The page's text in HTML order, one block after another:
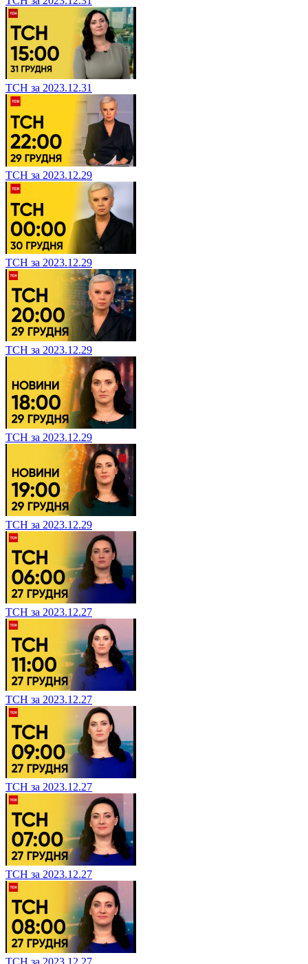
ТСН за 2023.12.31
ТСН за 2023.12.29
ТСН за 2023.12.29
ТСН за 2023.12.29
ТСН за 2023.12.29
ТСН за 2023.12.29
ТСН за 2023.12.27
ТСН за 2023.12.27
ТСН за 2023.12.27
ТСН за 2023.12.27
ТСН за 2023.12.27